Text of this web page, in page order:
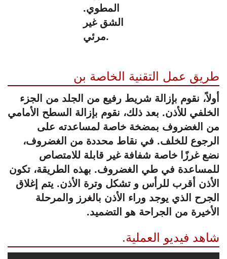
المطوي.
الشق غير
مرئي.
طريق عمل التقنية الخاصة بن
أولاً، نقوم بإزالة شريط رفيع من الجلد من الجزء
الخلفي للأذن. بعد ذلك، نقوم بإزالة السطح الأمامي
من الغضروف بمضخة خاصة لمساعدته على
الرجوع للخلف. في نقاط محددة من الغضروف،
نضع غرزًا خاصة شفافة غير قابلة للامتصاص
للمساعدة في طي الغضروف. بهذه الطريقة، تكون
الأذن أقرب للرأس و تشكل وترة الأذن. يتم إغلاق
الجرح الذي يوجد وراء الأذن بالغرز والمرحلة
الأخيرة من الجراحة هو التضميد.
شاهد فيديو العملية.